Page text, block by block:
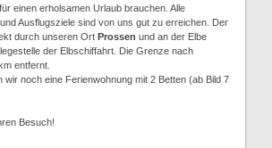
einen erholsamen Urlaub brauchen. Alle
Ausflugsziele sind von uns gut zu erreichen. Der
durch unseren Ort Prossen und an der Elbe
der Elbschiffahrt. Die Grenze nach
entfernt.
wir noch eine Ferienwohnung mit 2 Betten (ab Bild 7
Besuch!